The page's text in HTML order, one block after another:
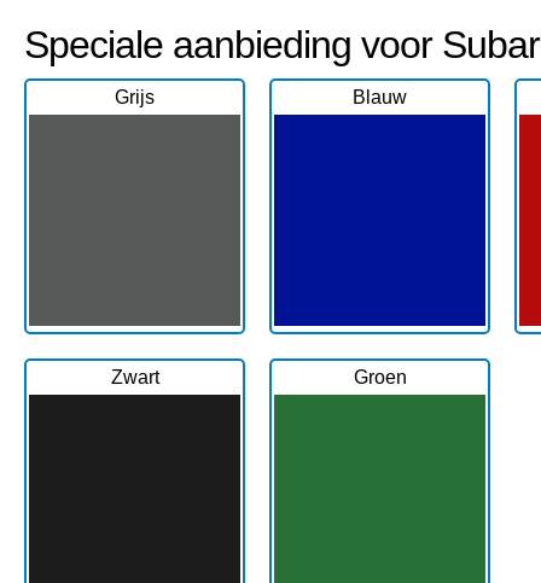
Speciale aanbieding voor
Grijs Blauw
Zwart Groen